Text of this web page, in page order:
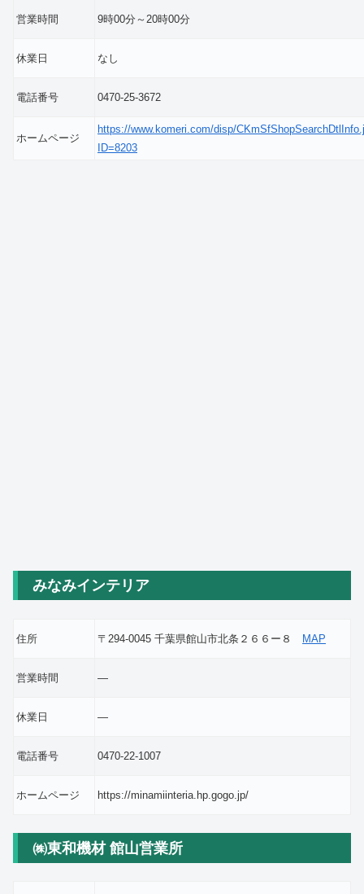
営業時間 9時00分～20時00分
休業日 なし
電話番号 0470-25-3672
ホームページ
https://www.komeri.com/disp/
ID=8203
みなみインテリア
住所 〒294-0045 千葉県館山市北条２６６ー８ MAP
営業時間 ―
休業日 ―
電話番号 0470-22-1007
ホームページ https://minamiinteria.hp.gogo.jp/
㈱東和機材 館山営業所